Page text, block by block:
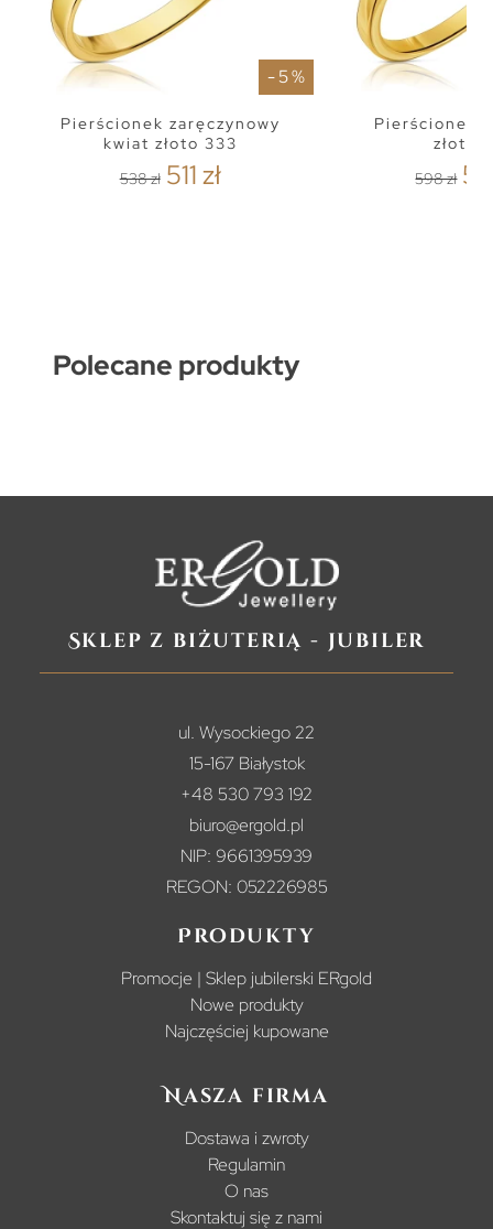
- 5 %
Pierścionek zaręczynowy
kwiat złoto 333
538 zł 511 zł
Pierścionek
złoto
598 zł
Polecane produkty
Sklep z biżuterią - jubiler
ul. Wysockiego 22
15-167 Białystok
+48 530 793 192
biuro@ergold.pl
NIP: 9661395939
REGON: 052226985
Produkty
Promocje | Sklep jubilerski ERgold
Nowe produkty
Najczęściej kupowane
Nasza firma
Dostawa i zwroty
Regulamin
O nas
Skontaktuj się z nami